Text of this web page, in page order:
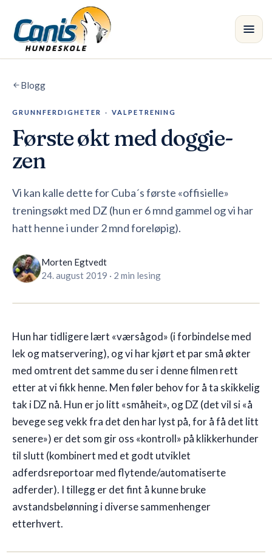
Skip to main content
Kurs
Blogg
Blogg
GRUNNFERDIGHETER · VALPETRENING
Første økt med doggie-
zen
Vi kan kalle dette for Cuba´s første «offisielle»
treningsøkt med DZ (hun er 6 mnd gammel og vi har
hatt henne i under 2 mnd foreløpig).
Morten Egtvedt
24. august 2019 · 2 min lesing
Hun har tidligere lært «værsågod» (i forbindelse med
lek og matservering), og vi har kjørt et par små økter
med omtrent det samme du ser i denne filmen rett
etter at vi fikk henne. Men føler behov for å ta skikkelig
tak i DZ nå. Hun er jo litt «småheit», og DZ (det vil si «å
bevege seg vekk fra det den har lyst på, for å få det litt
senere») er det som gir oss «kontroll» på klikkerhunder
til slutt (kombinert med et godt utviklet
adferdsreportoar med flytende/automatiserte
adferder). I tillegg er det fint å kunne bruke
avstandsbelønning i diverse sammenhenger
etterhvert.